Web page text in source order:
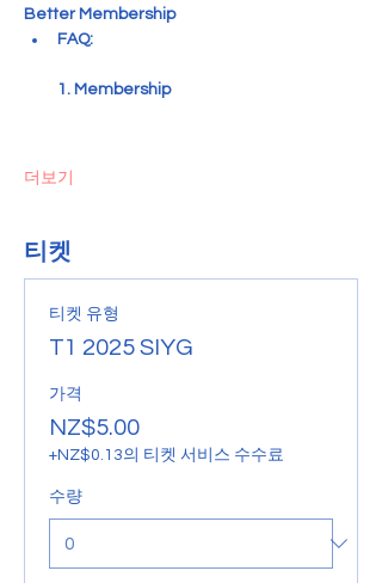
Better Membership
FAQ:
1. Membership
더보기
티켓
티켓 유형
T1 2025 SIYG
가격
NZ$5.00
+NZ$0.13의 티켓 서비스 수수료
수량